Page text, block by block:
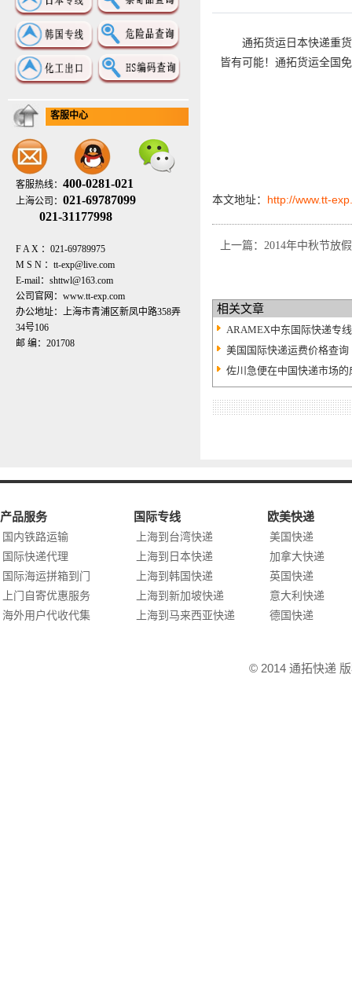
客服中心
客服热线： 400-0281-021
上海公司： 021-69787099
021-31177998
F A X ：021-69789975
M S N ：tt-exp@live.com
E-mail：shttwl@163.com
公司官网：www.tt-exp.com
办公地址：上海市青浦区新凤中路358弄
34号106
邮 编：201708
通拓货运日本快递重
皆有可能！通拓货运全国
本文地址： http://www.tt-
上一篇：2014年中秋节放
相关文章
ARAMEX中东国际快递专
美国国际快递运费价格查询
佐川急便在中国快递市场的
产品服务
国内铁路运输
国际快递代理
国际海运拼箱到门
上门自寄优惠服务
海外用户代收代集
国际专线
上海到台湾快递
上海到日本快递
上海到韩国快递
上海到新加坡快递
上海到马来西亚快递
欧美快递
美国快递
加拿大快递
英国快递
意大利快递
德国快递
© 2014 通拓快递